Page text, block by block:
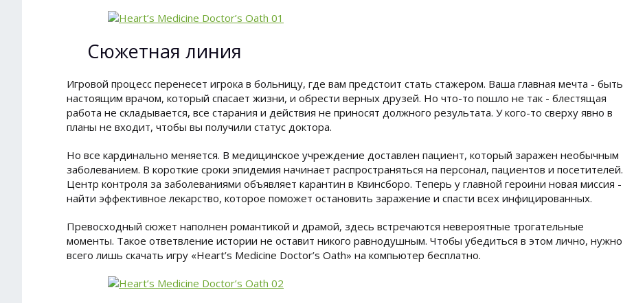
Сюжетная линия
Игровой процесс перенесет игрока в больницу, где вам предстоит стать стажером. Ваша главная мечта - быть
настоящим врачом, который спасает жизни, и обрести верных друзей. Но что-то пошло не так - блестящая
работа не складывается, все старания и действия не приносят должного результата. У кого-то сверху явно в
планы не входит, чтобы вы получили статус доктора.
Но все кардинально меняется. В медицинское учреждение доставлен пациент, который заражен необычным
заболеванием. В короткие сроки эпидемия начинает распространяться на персонал, пациентов и посетителей.
Центр контроля за заболеваниями объявляет карантин в Квинсборо. Теперь у главной героини новая миссия -
найти эффективное лекарство, которое поможет остановить заражение и спасти всех инфицированных.
Превосходный сюжет наполнен романтикой и драмой, здесь встречаются невероятные трогательные
моменты. Такое ответвление истории не оставит никого равнодушным. Чтобы убедиться в этом лично, нужно
всего лишь скачать игру «Heart’s Medicine Doctor’s Oath» на компьютер бесплатно.